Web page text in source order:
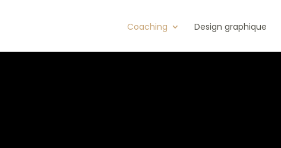
Coaching Design graphique